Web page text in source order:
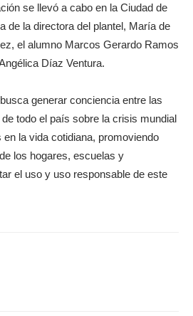
se llevó a cabo en la Ciudad de
de la directora del plantel, María de
el alumno Marcos Gerardo Ramos
Díaz Ventura.
generar conciencia entre las
todo el país sobre la crisis mundial
la vida cotidiana, promoviendo
los hogares, escuelas y
el uso y uso responsable de este